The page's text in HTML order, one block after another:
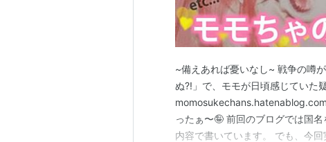
~備えあれば憂いなし~ 戦争の噂
ぬ?!」で、モモが日頃感じていた
ったぁ〜🤪 前回のブログでは国
内容で書いています。 でも、今